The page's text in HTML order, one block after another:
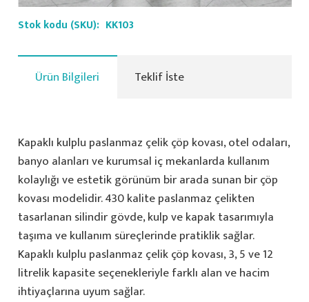
Stok kodu (SKU): KK103
Ürün Bilgileri Teklif İste
Kapaklı kulplu paslanmaz çelik çöp kovası, otel odaları,
banyo alanları ve kurumsal iç mekanlarda kullanım
kolaylığı ve estetik görünüm bir arada sunan bir çöp
kovası modelidir. 430 kalite paslanmaz çelikten
tasarlanan silindir gövde, kulp ve kapak tasarımıyla
taşıma ve kullanım süreçlerinde pratiklik sağlar.
Kapaklı kulplu paslanmaz çelik çöp kovası, 3, 5 ve 12
litrelik kapasite seçenekleriyle farklı alan ve hacim
ihtiyaçlarına uyum sağlar.